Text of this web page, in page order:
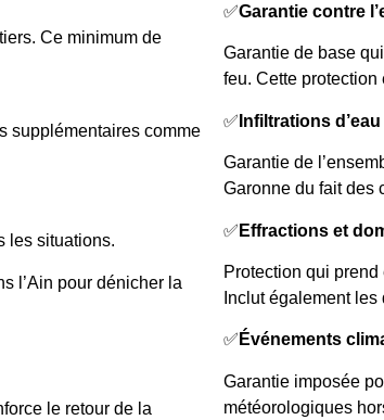
Ce minimum de
supplémentaires comme
les situations.
l’Ain pour dénicher la
le retour de la
✅Garantie contre
Garantie de base
feu. Cette
✅ Infiltrations d’eau
Garantie de
Garonne du fait des
✅ Effractions et
Protection qui
Inclut également
✅ Événements
Garantie imposée
météorologiques